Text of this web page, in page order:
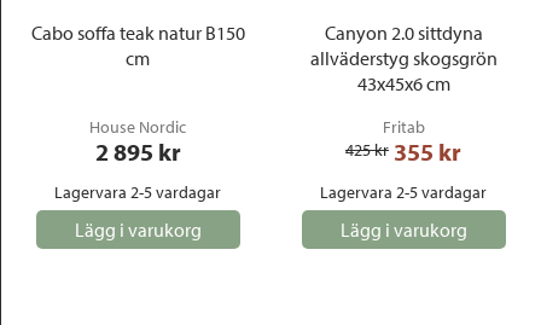
Cabo soffa teak natur B150
cm
House Nordic
2 895 kr
Lagervara 2-5 vardagar
Lägg i varukorg
Canyon 2.0 sittdyna
allväderstyg skogsgrön
43x45x6 cm
Fritab
425 kr 355 kr
Lagervara 2-5 vardagar
Lägg i varukorg